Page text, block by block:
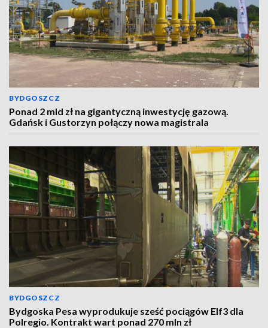
BYDGOSZCZ
Ponad 2 mld zł na gigantyczną inwestycję gazową.
Gdańsk i Gustorzyn połączy nowa magistrala
BYDGOSZCZ
Bydgoska Pesa wyprodukuje sześć pociągów Elf3 dla
Polregio. Kontrakt wart ponad 270 mln zł